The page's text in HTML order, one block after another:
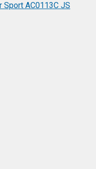
Sport AC0113C JS